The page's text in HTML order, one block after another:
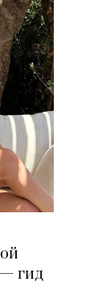
гид